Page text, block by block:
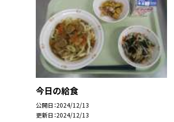
今日の給食
公開日 2024/12/13
更新日 2024/12/13